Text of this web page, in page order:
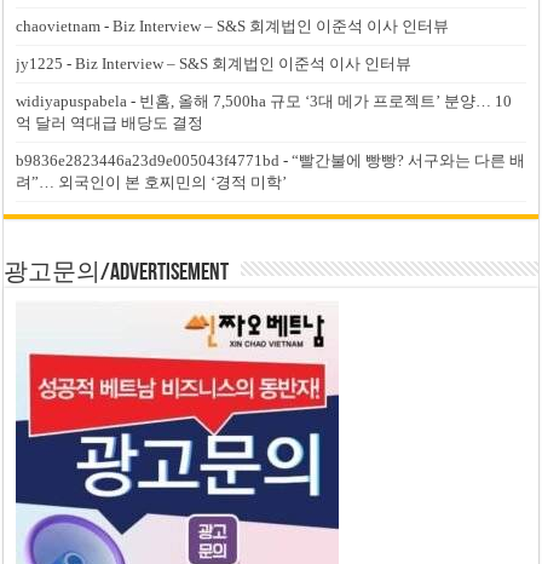
chaovietnam -Biz Interview – S&S 회계법인 이준석 이사 인터뷰
jy1225 -Biz Interview – S&S 회계법인 이준석 이사 인터뷰
widiyapuspabela - 빈홈, 올해 7,500ha 규모 ‘3대 메가 프로젝트’ 분양… 10
억 달러 역대급 배당도 결정
b9836e2823446a23d9e005043f4771bd -“빨간불에 빵빵? 서구와는 다른 배
려”… 외국인이 본 호찌민의 ‘경적 미학’
광고문의/Advertisement